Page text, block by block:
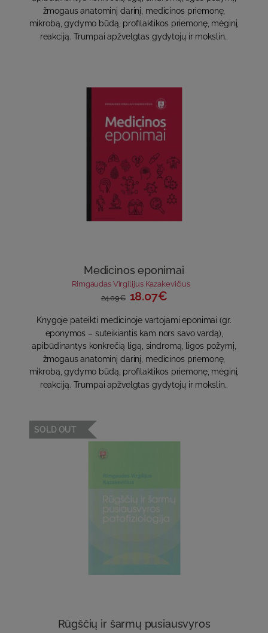
žmogaus anatominį darinį, medicinos priemonę,
mikrobą, gydymo būdą, profilaktikos priemonę, mėginį,
reakciją. Trumpai apžvelgtas gydytojų ir mokslin..
Medicinos eponimai
Rimgaudas Virgilijus Kazakevičius
24.09€ 18.07€
Knygoje pateikti medicinoje vartojami eponimai (gr.
eponymos – suteikiantis kam nors savo vardą),
apibūdinantys konkrečią ligą, sindromą, ligos požymį,
žmogaus anatominį darinį, medicinos priemonę,
mikrobą, gydymo būdą, profilaktikos priemonę, mėginį,
reakciją. Trumpai apžvelgtas gydytojų ir mokslin..
SOLD OUT
Rūgščių ir šarmų pusiausvyros